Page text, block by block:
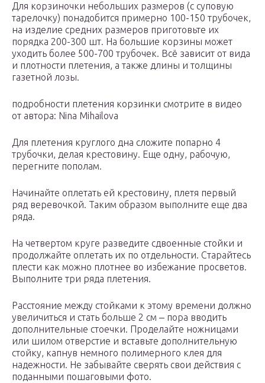
Для корзиночки небольших размеров (с суповую
тарелочку) понадобится примерно 100-150 трубочек,
на изделие средних размеров приготовьте их
порядка 200-300 шт. На большие корзины может
уходить более 500-700 трубочек. Всё зависит от вида
и плотности плетения, а также длины и толщины
газетной лозы.
подробности плетения корзинки смотрите в видео
от автора: Nina Mihailova
Для плетения круглого дна сложите попарно 4
трубочки, делая крестовину. Еще одну, рабочую,
перегните пополам.
Начинайте оплетать ей крестовину, плетя первый
ряд веревочкой. Таким образом выполните еще два
ряда.
На четвертом круге разведите сдвоенные стойки и
продолжайте оплетать их по отдельности. Старайтесь
плести как можно плотнее во избежание просветов.
Выполните три ряда плетения.
Расстояние между стойками к этому времени должно
увеличиться и стать больше 2 см ‒ пора вводить
дополнительные стоечки. Проделайте ножницами
или шилом отверстие и вставьте дополнительную
стойку, капнув немного полимерного клея для
надежности. Не забывайте сверять свои действия с
поданными пошаговыми фото.